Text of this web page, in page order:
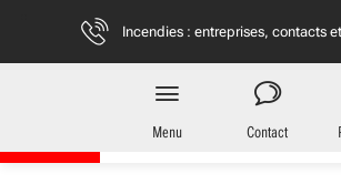
Vous naviguez en mode anonymisé,
Incendies : entreprises, contacts
Territoires
en Nouvelle-Aquitaine
Menu Contact